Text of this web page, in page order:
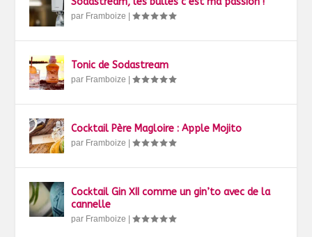
par Framboize |
Tonic de Sodastream
par Framboize |
Cocktail Père Magloire : Apple Mojito
par Framboize |
Cocktail Gin XII comme un gin’to avec de la
cannelle
par Framboize |